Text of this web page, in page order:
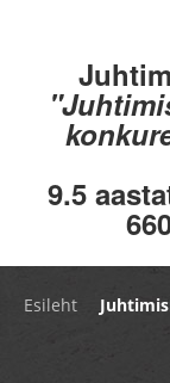
9.5
Esileht